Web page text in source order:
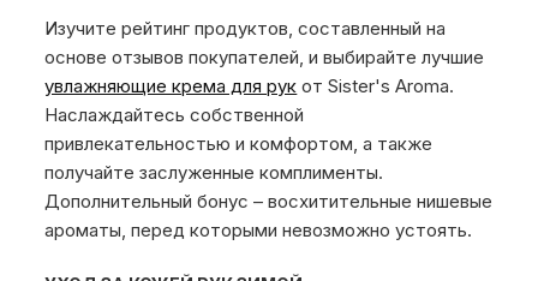
Изучите рейтинг продуктов, составленный на
основе отзывов покупателей, и выбирайте лучшие
увлажняющие крема для рук от Sister's Aroma.
Наслаждайтесь собственной
привлекательностью и комфортом, а также
получайте заслуженные комплименты.
Дополнительный бонус – восхитительные нишевые
ароматы, перед которыми невозможно устоять.